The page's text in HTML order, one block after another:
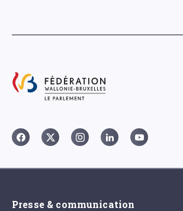
Presse & communication